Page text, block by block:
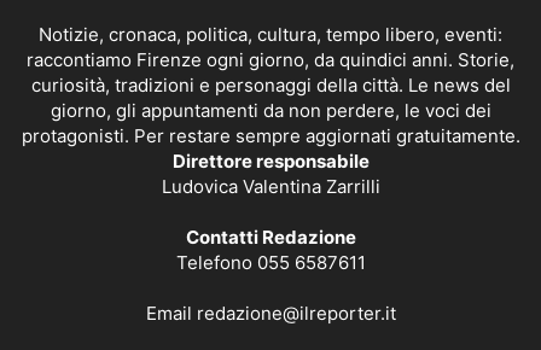
Notizie, cronaca, politica, cultura, tempo libero, eventi:
raccontiamo Firenze ogni giorno, da quindici anni. Storie,
curiosità, tradizioni e personaggi della città. Le news del
giorno, gli appuntamenti da non perdere, le voci dei
protagonisti. Per restare sempre aggiornati gratuitamente.
Direttore responsabile
Ludovica Valentina Zarrilli
Contatti Redazione
Telefono 055 6587611
Email redazione@ilreporter.it